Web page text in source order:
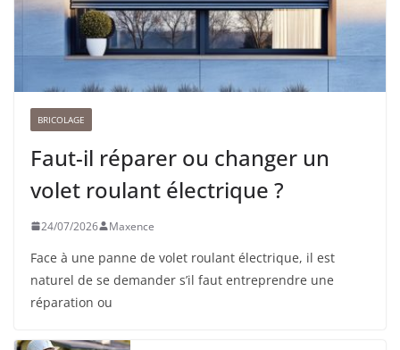
BRICOLAGE
Faut-il réparer ou changer un
volet roulant électrique ?
24/07/2026 Maxence
Face à une panne de volet roulant électrique, il est
naturel de se demander s’il faut entreprendre une
réparation ou